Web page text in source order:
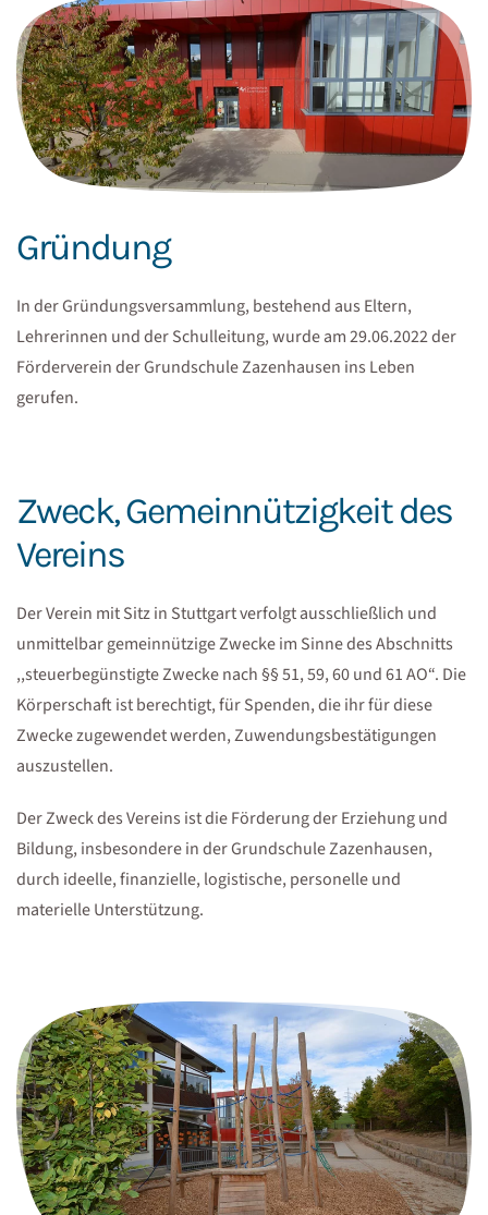
Gründung
In der Gründungsversammlung, bestehend aus Eltern,
Lehrerinnen und der Schulleitung, wurde am 29.06.2022 der
Förderverein der Grundschule Zazenhausen ins Leben
gerufen.
Zweck, Gemeinnützigkeit des
Vereins
Der Verein mit Sitz in Stuttgart verfolgt ausschließlich und
unmittelbar gemeinnützige Zwecke im Sinne des Abschnitts
,,steuerbegünstigte Zwecke nach §§ 51, 59, 60 und 61 AO“. Die
Körperschaft ist berechtigt, für Spenden, die ihr für diese
Zwecke zugewendet werden, Zuwendungsbestätigungen
auszustellen.
Der Zweck des Vereins ist die Förderung der Erziehung und
Bildung, insbesondere in der Grundschule Zazenhausen,
durch ideelle, finanzielle, logistische, personelle und
materielle Unterstützung.